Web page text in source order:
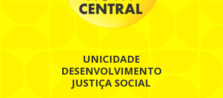
UNICIDADE
DESENVOLVIMENTO
JUSTIÇA SOCIAL